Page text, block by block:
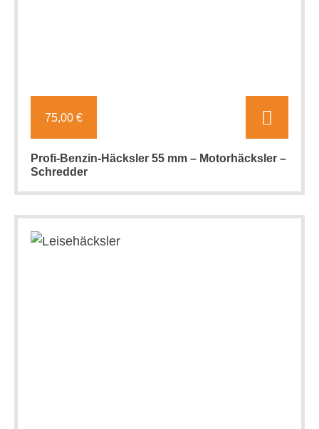
75,00 €
Profi-Benzin-Häcksler 55 mm – Motorhäcksler –
Schredder